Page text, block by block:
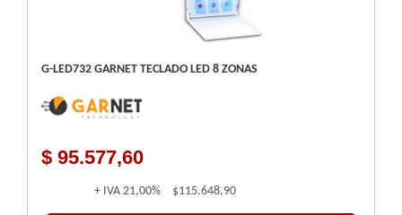
G-LED732 GARNET TECLADO LED 8 ZONAS
$ 95.577,60
+ IVA 21,00% $115.648,90